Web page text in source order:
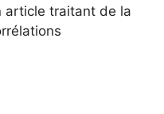
article traitant de la